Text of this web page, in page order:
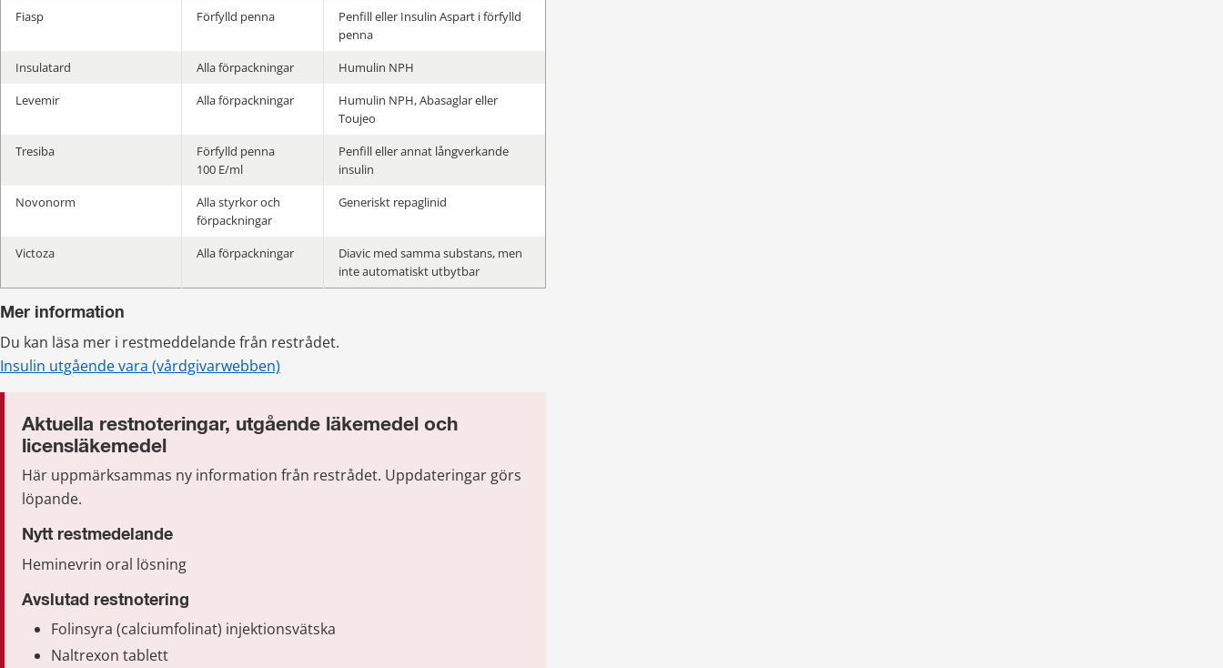
Fiasp
Förfylld penna
Penfill eller Insulin Aspart i förfylld
penna
Insulatard
Alla förpackningar
Humulin NPH
Levemir
Alla förpackningar
Humulin NPH, Abasaglar eller
Toujeo
Tresiba
Förfylld penna
100 E/ml
Penfill eller annat långverkande
insulin
Novonorm
Alla styrkor och
förpackningar
Generiskt repaglinid
Victoza Alla förpackningar
Diavic med samma substans, men
inte automatiskt utbytbar
Mer information
Du kan läsa mer i restmeddelande från restrådet.
Insulin utgående vara (vårdgivarwebben)
Aktuella restnoteringar, utgående läkemedel och
licensläkemedel
Här uppmärksammas ny information från restrådet. Uppdateringar görs
löpande.
Nytt restmedelande
Heminevrin oral lösning
Avslutad restnotering
Folinsyra (calciumfolinat) injektionsvätska
Naltrexon tablett